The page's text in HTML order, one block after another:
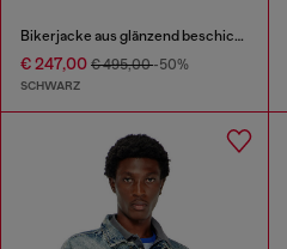
Bikerjacke aus glänzend beschichteten JoggJeans
€ 247,00 € 495,00-50%
SCHWARZ